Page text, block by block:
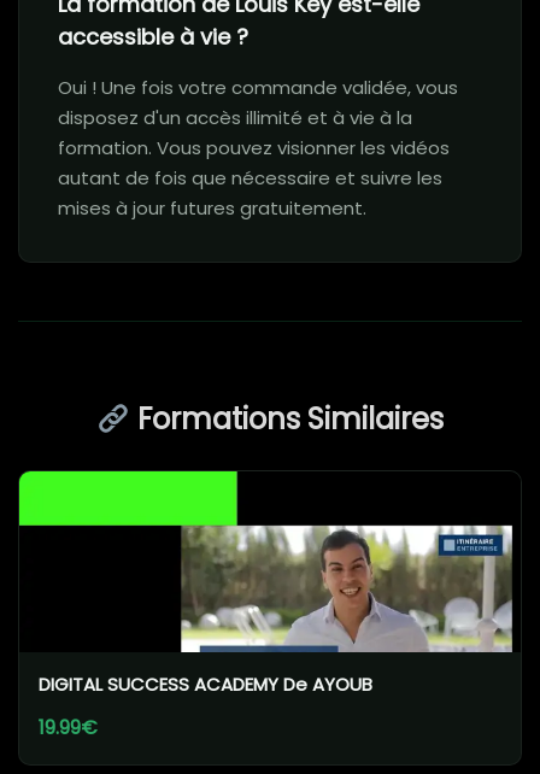
accessible à vie ?
Oui ! Une fois votre commande validée, vous
disposez d'un accès illimité et à vie à la
formation. Vous pouvez visionner les vidéos
autant de fois que nécessaire et suivre les
mises à jour futures gratuitement.
Formations Similaires
DIGITAL SUCCESS ACADEMY De AYOUB
19.99€